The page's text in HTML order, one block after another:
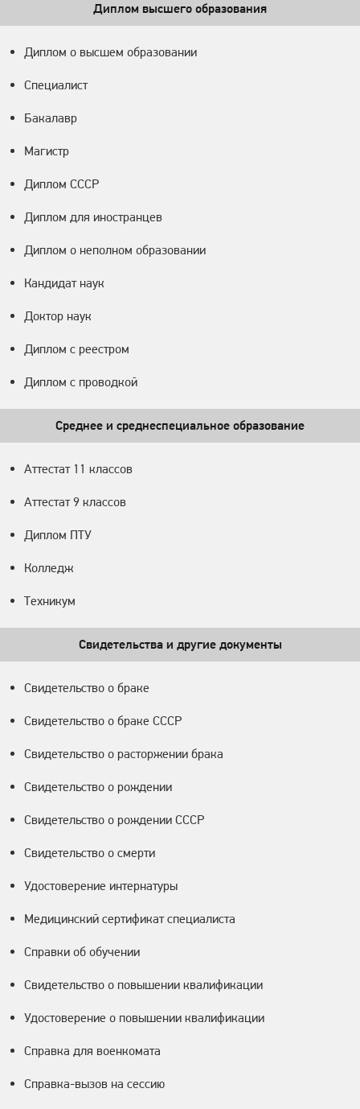
Диплом высшего образования
Диплом о высшем образовании
Специалист
Бакалавр
Магистр
Диплом СССР
Диплом для иностранцев
Диплом о неполном образовании
Кандидат наук
Доктор наук
Диплом с реестром
Диплом с проводкой
Среднее и среднеспециальное образование
Аттестат 11 классов
Аттестат 9 классов
Диплом ПТУ
Колледж
Техникум
Свидетельства и другие документы
Свидетельство о браке
Свидетельство о браке СССР
Свидетельство о расторжении брака
Свидетельство о рождении
Свидетельство о рождении СССР
Свидетельство о смерти
Удостоверение интернатуры
Медицинский сертификат специалиста
Справки об обучении
Свидетельство о повышении квалификации
Удостоверение о повышении квалификации
Справка для военкомата
Справка-вызов на сессию